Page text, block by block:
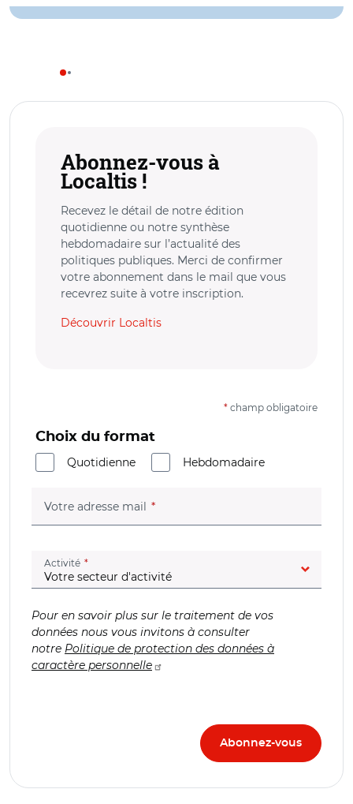
Abonnez-vous à
Localtis !
Recevez le détail de notre édition
quotidienne ou notre synthèse
hebdomadaire sur l’actualité des
politiques publiques. Merci de confirmer
votre abonnement dans le mail que vous
recevrez suite à votre inscription.
Découvrir Localtis
* champ obligatoire
Choix du format
Quotidienne
Hebdomadaire
Votre adresse mail (champ obligatoire)
Activité (champ obligatoire)
Pour en savoir plus sur le traitement de vos
données nous vous invitons à consulter
notre Politique de protection des données à
caractère personnelle